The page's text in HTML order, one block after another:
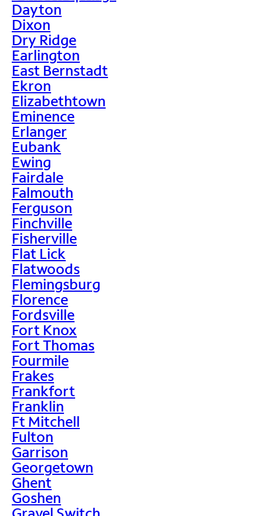
Dayton
Dixon
Dry Ridge
Earlington
East Bernstadt
Ekron
Elizabethtown
Eminence
Erlanger
Eubank
Ewing
Fairdale
Falmouth
Ferguson
Finchville
Fisherville
Flat Lick
Flatwoods
Flemingsburg
Florence
Fordsville
Fort Knox
Fort Thomas
Fourmile
Frakes
Frankfort
Franklin
Ft Mitchell
Fulton
Garrison
Georgetown
Ghent
Goshen